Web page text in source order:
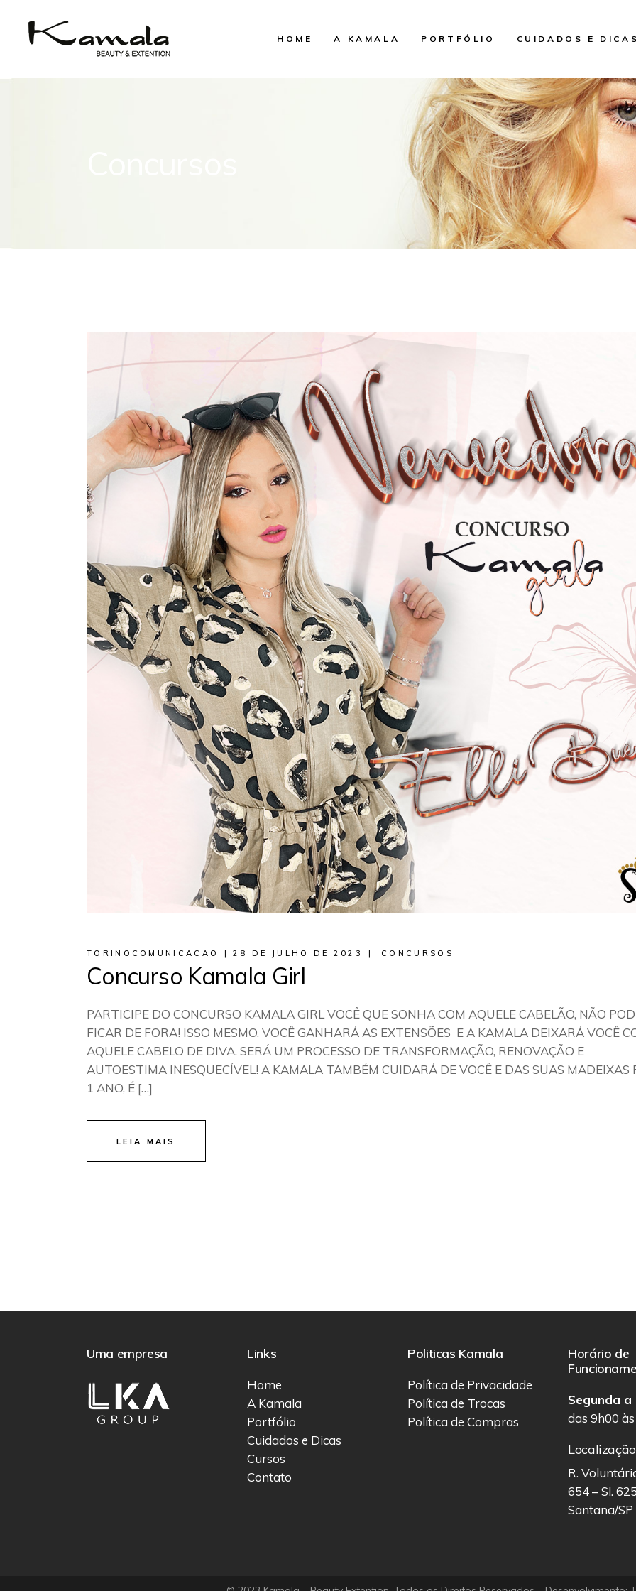
HOME A KAMALA PORTFÓLIO CUIDADOS E DICAS
TORINOCOMUNICACAO 28 DE JULHO DE 2023 CONCURSOS
Concurso Kamala Girl
PARTICIPE DO CONCURSO KAMALA GIRL VOCÊ QUE SONHA COM AQUELE CABELÃO, NÃO
FICAR DE FORA! ISSO MESMO, VOCÊ GANHARÁ AS EXTENSÕES E A KAMALA DEIXARÁ VOCÊ
AQUELE CABELO DE DIVA. SERÁ UM PROCESSO DE TRANSFORMAÇÃO, RENOVAÇÃO E
AUTOESTIMA INESQUECÍVEL! A KAMALA TAMBÉM CUIDARÁ DE VOCÊ E DAS SUAS MADEIXAS
1 ANO, É […]
LEIA MAIS
Uma empresa Links
Home
A Kamala
Portfólio
Cuidados e Dicas
Cursos
Contato
Politicas Kamala
Política de Privacidade
Política de Trocas
Política de Compras
Horário de
Segunda a
das 9h00
Localização
R.
654 – Sl.
Santana/SP